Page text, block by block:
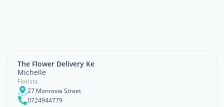
The Flower Delivery Ke
Michelle
Fiorista
27 Monrovia Street
0724944779